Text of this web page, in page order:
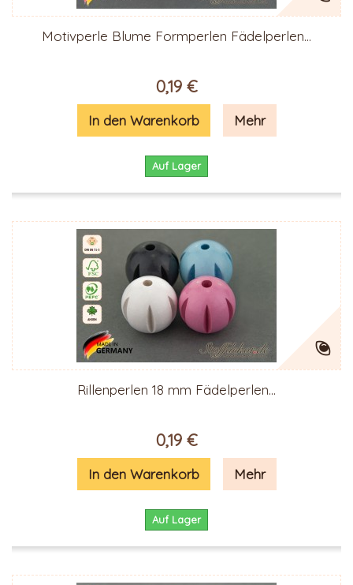
Motivperle Blume Formperlen Fädelperlen...
0,19 €
In den Warenkorb Mehr
Auf Lager
Rillenperlen 18 mm Fädelperlen...
0,19 €
In den Warenkorb Mehr
Auf Lager